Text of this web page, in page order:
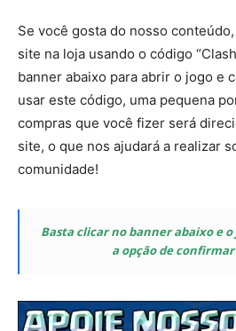
Se você gosta do nosso
site na loja usando o código
banner abaixo para abrir o jogo e
usar este código, uma pequena
compras que você fizer será
site, o que nos ajudará a realizar
comunidade!
Basta clicar no banner abaixo e
a opção de confirmar